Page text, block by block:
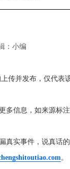
：小编
传并发布，仅代
多信息，如来源标
真实事件，说真话